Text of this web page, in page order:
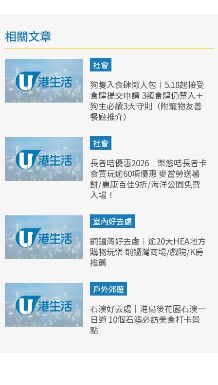
相關文章
社會
狗隻入食肆懶人包︱5.18起接受
食肆提交申請 3類食肆仍禁入＋
狗主必讀3大守則（附寵物友善
餐廳推介）
社會
長者咭優惠2026︱樂悠咭長者卡
食買玩逾60項優惠 麥當勞送薯
餅/惠康百佳9折/海洋公園免費
入場！
室內好去處
銅鑼灣好去處︱逾20大HEA地方
購物玩樂 銅鑼灣商場/戲院/K房
推薦
戶外郊遊
石澳好去處｜港島後花園石澳一
日遊 10個石澳必訪美食打卡景
點